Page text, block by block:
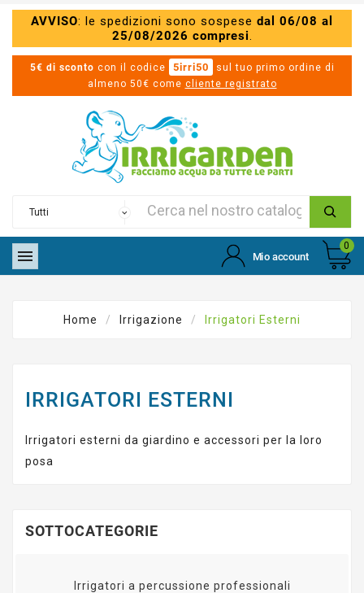
AVVISO: le spedizioni sono sospese dal 06/08 al
25/08/2026 compresi.
5€ di sconto con il codice 5irri50
sul tuo primo ordine di
almeno 50€ come cliente registrato
 Mio account
0
Home Irrigazione Irrigatori Esterni
IRRIGATORI ESTERNI
Irrigatori esterni da giardino e accessori per la loro
posa
SOTTOCATEGORIE
Irrigatori a percussione professionali